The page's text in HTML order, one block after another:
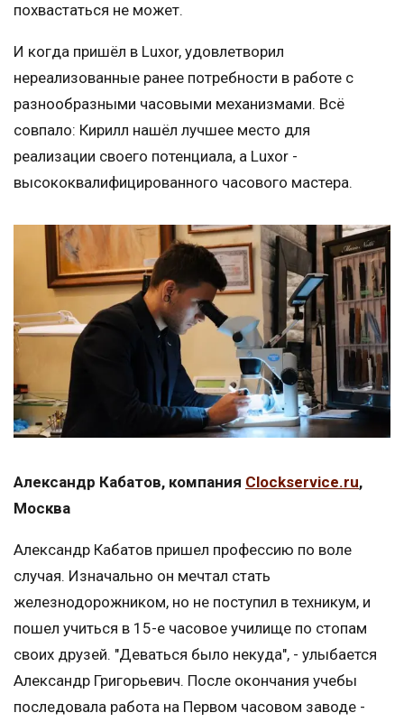
похвастаться не может.
И когда пришёл в Luxor, удовлетворил
нереализованные ранее потребности в работе с
разнообразными часовыми механизмами. Всё
совпало: Кирилл нашёл лучшее место для
реализации своего потенциала, а Luxor -
высококвалифицированного часового мастера.
Александр Кабатов, компания Clockservice.ru,
Москва
Александр Кабатов пришел профессию по воле
случая. Изначально он мечтал стать
железнодорожником, но не поступил в техникум, и
пошел учиться в 15-е часовое училище по стопам
своих друзей. "Деваться было некуда", - улыбается
Александр Григорьевич. После окончания учебы
последовала работа на Первом часовом заводе -